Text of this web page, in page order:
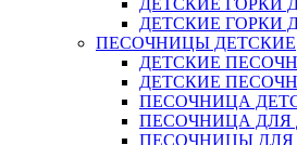
ДЕТСКИЕ ГОРКИ
ПЕСОЧНИЦЫ ДЕТСКИЕ
ДЕТСКИЕ
ДЕТСКИЕ
ПЕСОЧНИЦА
ПЕСОЧНИЦА ДЛЯ
ПЕСОЧНИЦЫ ДЛЯ